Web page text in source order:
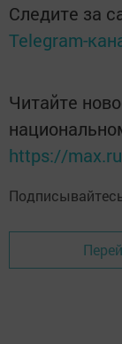
Следите за
Telegram-
Читайте
https://